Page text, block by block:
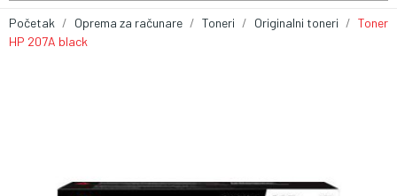
Početak Oprema za računare Toneri Originalni toneri
Toner
HP 207A black